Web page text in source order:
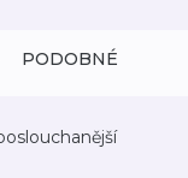
PODOBNÉ